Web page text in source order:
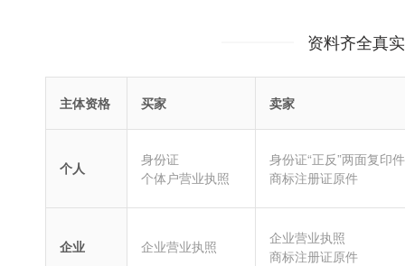
资料齐全真
主体资格 买家 卖家
个人
身份证
个体户营业执照
身份证“正反”两面复印件
商标注册证原件
企业 企业营业执照
企业营业执照
商标注册证原件